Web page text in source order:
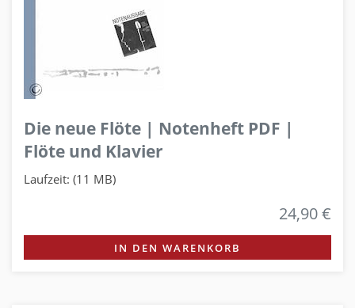
Die neue Flöte | Notenheft PDF |
Flöte und Klavier
Laufzeit: (11 MB)
24,90 €
IN DEN WARENKORB